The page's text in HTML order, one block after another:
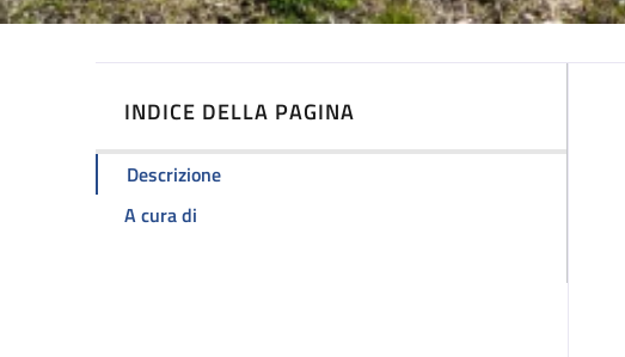
INDICE DELLA PAGINA
Descrizione
A cura di